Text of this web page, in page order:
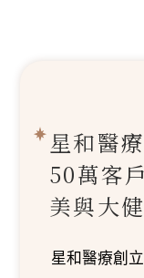
星和醫療
50萬客
美與大
星和醫療創